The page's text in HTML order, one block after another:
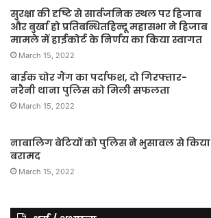
सुरक्षा की दृष्टि से सार्वजनिक स्थल पर हिजाब
और बुर्खा हो प्रतिबन्धितहिन्दू महासभा ने हिजाब
मामले में हाईकोर्ट के निर्णय का किया स्वागत
March 15, 2022
बाईक चोर गैंग का पर्दाफश, दो गिरफ्तार-
नरैनी थाना पुलिस को मिली सफलता
March 15, 2022
नाबालिग बेटियों को पुलिस ने भुसावल से किया
बरामद
March 15, 2022